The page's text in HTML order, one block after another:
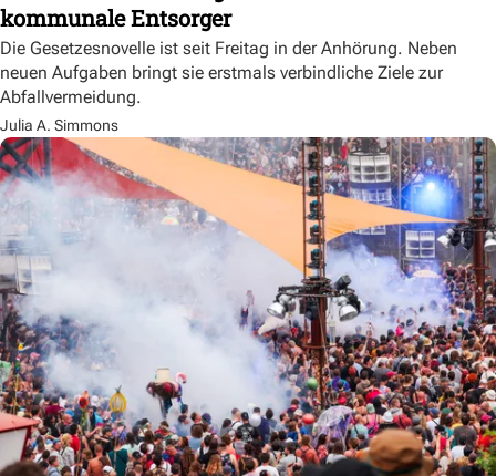
kommunale Entsorger
Die Gesetzesnovelle ist seit Freitag in der Anhörung. Neben
neuen Aufgaben bringt sie erstmals verbindliche Ziele zur
Abfallvermeidung.
Julia A. Simmons